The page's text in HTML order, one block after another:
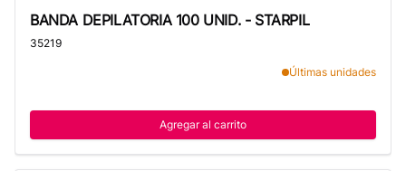
BANDA DEPILATORIA 100 UNID. - STARPIL
35219
Últimas unidades
Agregar al carrito